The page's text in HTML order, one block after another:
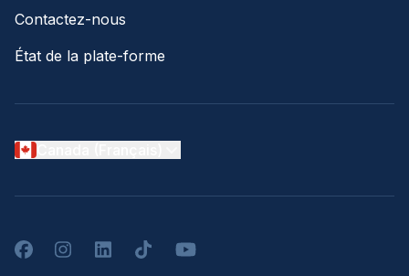
Contactez-nous
État de la plate-forme
FacebookInstagramLinkedInTikTokYouTube